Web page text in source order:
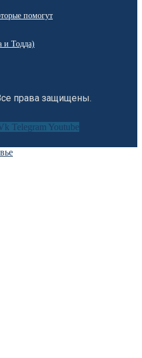
помогут
и Тодда)
права защищены.
Telegram Youtube